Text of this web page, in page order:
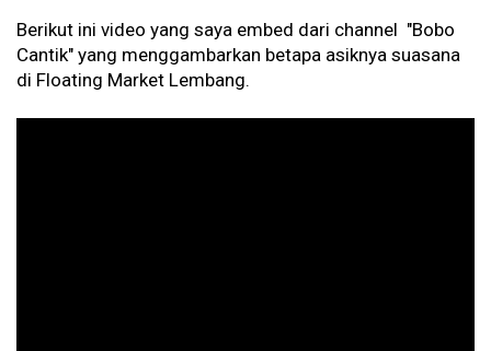
Berikut ini video yang saya embed dari channel "Bobo
Cantik" yang menggambarkan betapa asiknya suasana
di Floating Market Lembang.